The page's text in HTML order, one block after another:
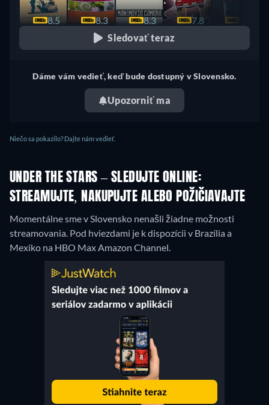
8.5 8.3 8.3 7.8
Sledovať teraz
Dáme vám vedieť, keď bude dostupný v Slovensko.
Upozorniť ma
Niečo sa pokazilo? Dajte nám vedieť.
UNDER THE STARS – SLEDUJTE ONLINE:
STREAMUJTE, NAKUPUJTE ALEBO POŽIČIAVAJTE
Momentálne sme v Slovensko nenašli žiadne možnosti
streamovania. Pod hviezdami je k dispozícii v Brazília a
Mexiko na HBO Max Amazon Channel.